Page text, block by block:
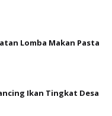
Lomba Makan Pasta
Ikan Tingkat Desa